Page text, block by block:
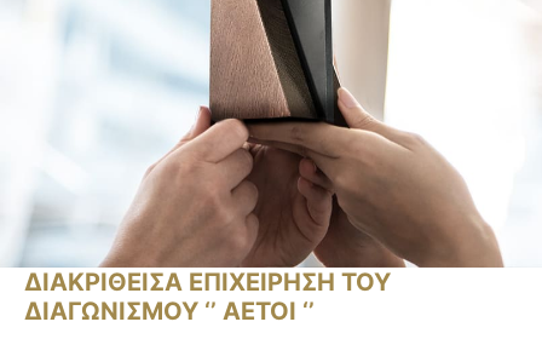
ΔΙΑΚΡΙΘΕΙΣΑ ΕΠΙΧΕΙΡΗΣΗ ΤΟΥ
ΔΙΑΓΩΝΙΣΜΟΥ ‘’ ΑΕΤΟΙ ‘’